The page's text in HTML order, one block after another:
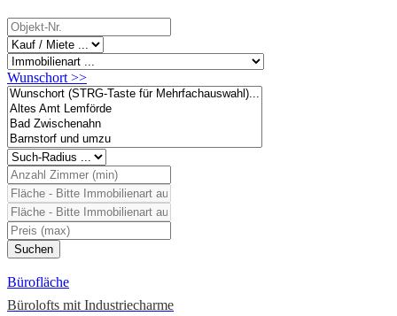
Wunschort >>
Bürofläche
Bürolofts mit Industriecharme